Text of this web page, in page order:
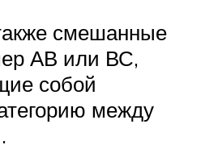
смешанные
АВ или ВС,
собой
между